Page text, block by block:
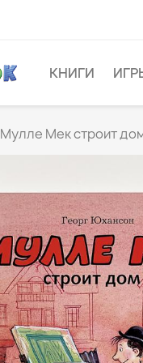
КНИГИ
Мулле Мек строит